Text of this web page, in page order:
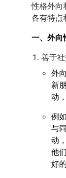
性格外向
各有特点
一、外向
善于
外
新
动
例
与
动
他
好